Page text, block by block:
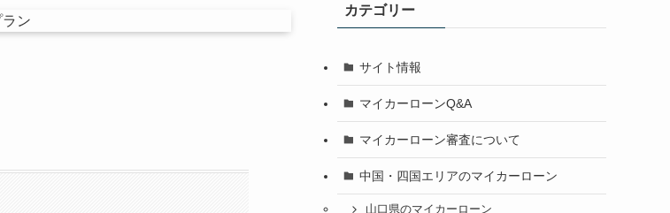
カテゴリー
サイト情報
マイカーローンQ&A
マイカーローン審査について
中国・四国エリアのマイカーローン
山口県のマイカーローン